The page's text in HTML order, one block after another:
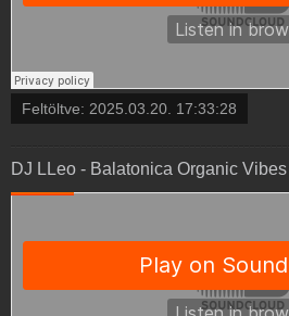
Feltöltve: 2025.03.20. 17:33:28
DJ LLeo - Balatonica Organic